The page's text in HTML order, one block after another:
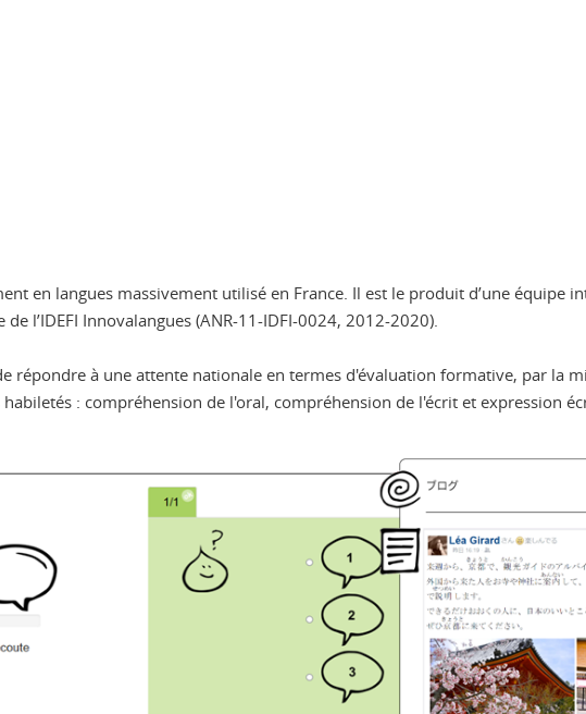
en langues massivement utilisé en France. Il est le produit d’une
l’IDEFI Innovalangues (ANR-11-IDFI-0024, 2012-2020).
répondre à une attente nationale en termes d'évaluation formative, par la
: compréhension de l'oral, compréhension de l'écrit et expression